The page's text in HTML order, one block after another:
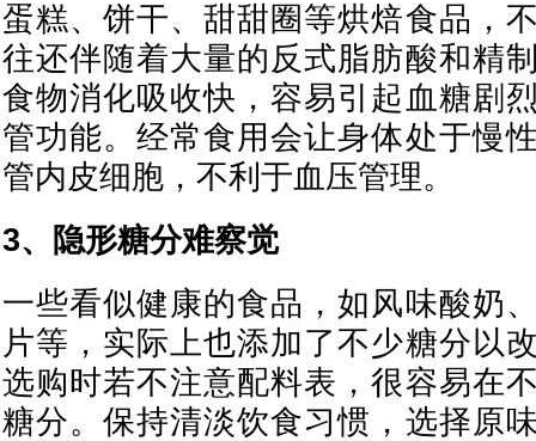
蛋糕、饼干、甜甜圈等烘焙食品，
往还伴随着大量的反式脂肪酸和精
食物消化吸收快，容易引起血糖剧
管功能。经常食用会让身体处于慢
管内皮细胞，不利于血压管理。
3、隐形糖分难察觉
一些看似健康的食品，如风味酸奶
片等，实际上也添加了不少糖分以
选购时若不注意配料表，很容易在
糖分。保持清淡饮食习惯，选择原